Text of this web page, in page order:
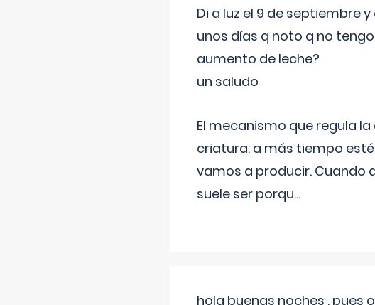
Di a luz el 9 de septiembre
unos días q noto q no
aumento de leche?
un saludo
El mecanismo que regula
criatura: a más tiempo
vamos a producir. Cuando
suele ser porqu...
hola buenas noches , pues